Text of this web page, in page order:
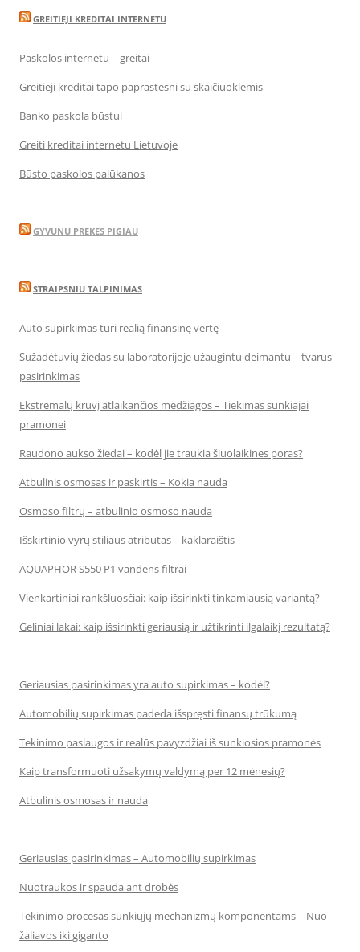
GREITIEJI KREDITAI INTERNETU
Paskolos internetu – greitai
Greitieji kreditai tapo paprastesni su skaičiuoklėmis
Banko paskola būstui
Greiti kreditai internetu Lietuvoje
Būsto paskolos palūkanos
GYVUNU PREKES PIGIAU
STRAIPSNIU TALPINIMAS
Auto supirkimas turi realią finansinę vertę
Sužadėtuvių žiedas su laboratorijoje užaugintu deimantu – tvarus
pasirinkimas
Ekstremalų krūvį atlaikančios medžiagos – Tiekimas sunkiajai
pramonei
Raudono aukso žiedai – kodėl jie traukia šiuolaikines poras?
Atbulinis osmosas ir paskirtis – Kokia nauda
Osmoso filtrų – atbulinio osmoso nauda
Išskirtinio vyrų stiliaus atributas – kaklaraištis
AQUAPHOR S550 P1 vandens filtrai
Vienkartiniai rankšluosčiai: kaip išsirinkti tinkamiausią variantą?
Geliniai lakai: kaip išsirinkti geriausią ir užtikrinti ilgalaikį rezultatą?
Geriausias pasirinkimas yra auto supirkimas – kodėl?
Automobilių supirkimas padeda išspręsti finansų trūkumą
Tekinimo paslaugos ir realūs pavyzdžiai iš sunkiosios pramonės
Kaip transformuoti užsakymų valdymą per 12 mėnesių?
Atbulinis osmosas ir nauda
Geriausias pasirinkimas – Automobilių supirkimas
Nuotraukos ir spauda ant drobės
Tekinimo procesas sunkiųjų mechanizmų komponentams – Nuo
žaliavos iki giganto